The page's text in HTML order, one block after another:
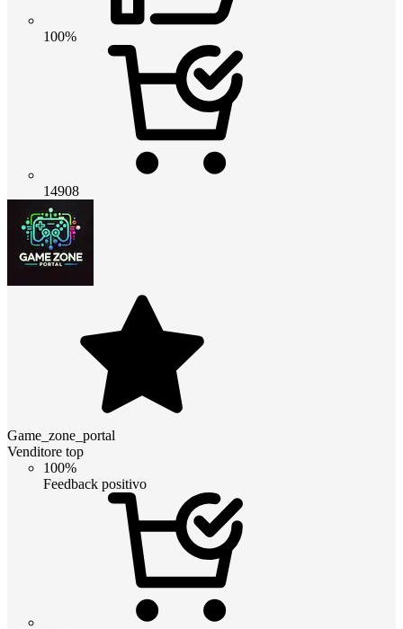
100%
14908
Game_zone_portal
Venditore top
100%
Feedback positivo